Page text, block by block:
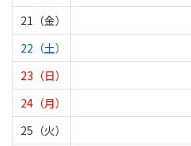
21（金）
22（土）
23（日）
24（月）
25（火）